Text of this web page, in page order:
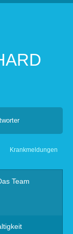
Krankmeldungen
Team